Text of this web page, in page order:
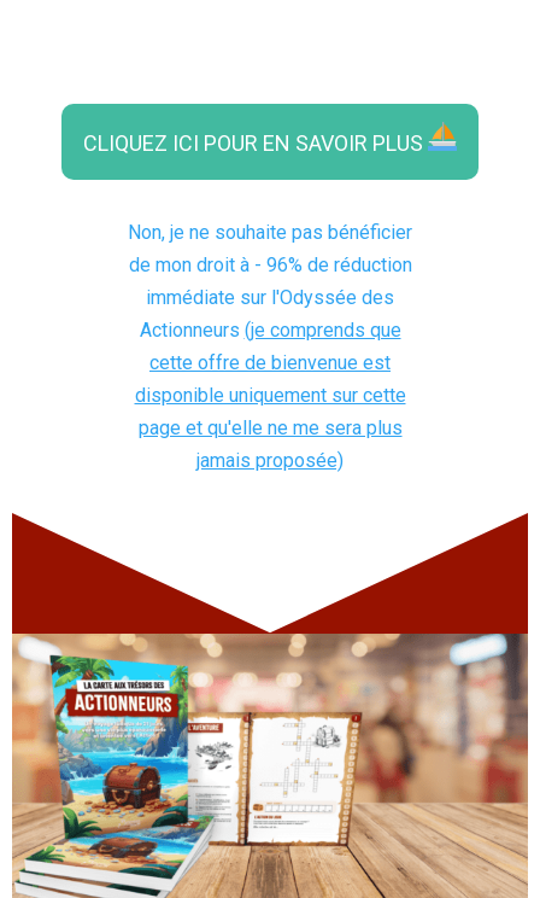
CLIQUEZ ICI POUR EN SAVOIR PLUS
Non, je ne souhaite pas bénéficier
de mon droit à - 96% de réduction
immédiate sur l'Odyssée des
Actionneurs (je comprends que
cette offre de bienvenue est
disponible uniquement sur cette
page et qu'elle ne me sera plus
jamais proposée)